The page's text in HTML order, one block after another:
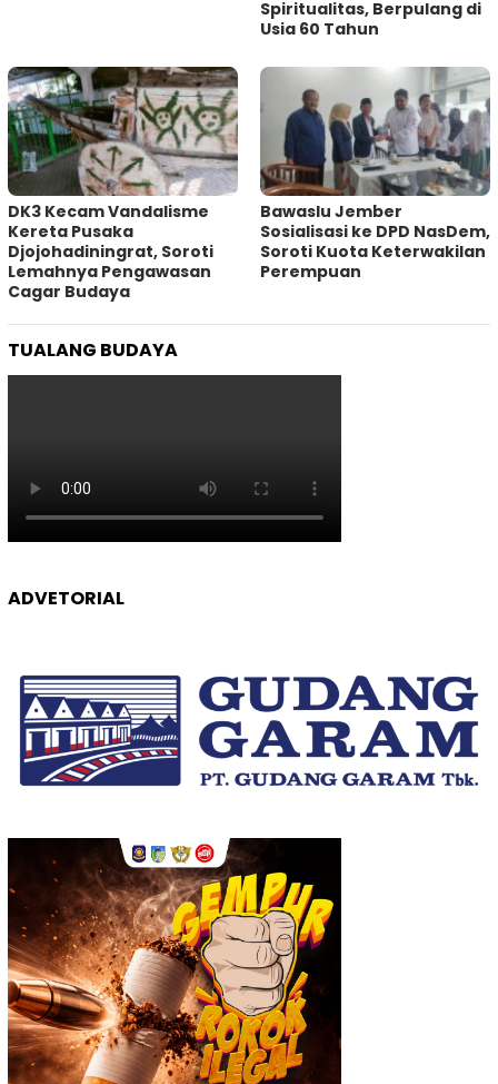
Spiritualitas, Berpulang di
Usia 60 Tahun
DK3 Kecam Vandalisme
Kereta Pusaka
Djojohadiningrat, Soroti
Lemahnya Pengawasan
Cagar Budaya
Bawaslu Jember
Sosialisasi ke DPD NasDem,
Soroti Kuota Keterwakilan
Perempuan
TUALANG BUDAYA
ADVETORIAL